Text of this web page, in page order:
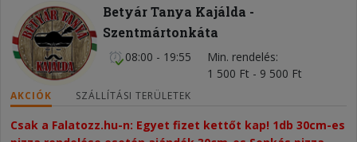
Betyár Tanya Kajálda -
Szentmártonkáta
08:00 - 19:55
Min. rendelés
1 500 Ft - 9 500 Ft
AKCIÓK SZÁLLÍTÁSI TERÜLETEK
Csak a Falatozz.hu-n: Egyet fizet kettőt kap! 1db 30cm-es